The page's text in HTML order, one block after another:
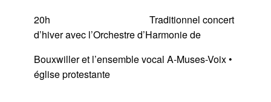
20h Traditionnel concert
d’hiver avec l’Orchestre d’Harmonie de
Bouxwiller et l’ensemble vocal A-Muses-Voix •
église protestante